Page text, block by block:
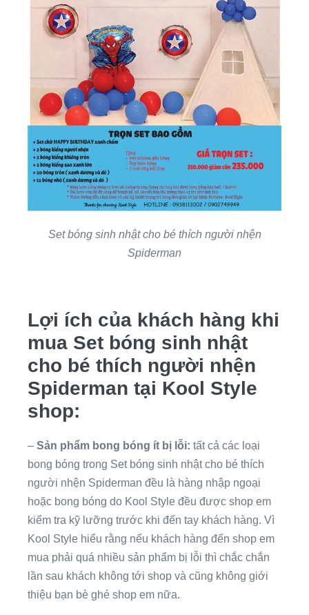
Set bóng sinh nhật cho bé thích người nhện
Spiderman
Lợi ích của khách hàng khi
mua Set bóng sinh nhật
cho bé thích người nhện
Spiderman tại Kool Style
shop:
– Sản phẩm bong bóng ít bị lỗi: tất cả các loại
bong bóng trong Set bóng sinh nhật cho bé thích
người nhện Spiderman đều là hàng nhập ngoại
hoặc bong bóng do Kool Style đều được shop em
kiểm tra kỹ lưỡng trước khi đến tay khách hàng. Vì
Kool Style hiểu rằng nếu khách hàng đến shop em
mua phải quá nhiều sản phẩm bị lỗi thì chắc chắn
lần sau khách không tới shop và cũng không giới
thiệu bạn bè ghé shop em nữa.